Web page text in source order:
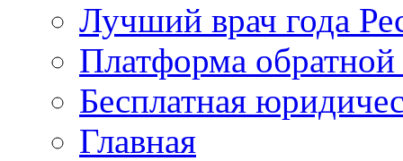
Лучший врач года
Платформа
Бесплатная
Главная